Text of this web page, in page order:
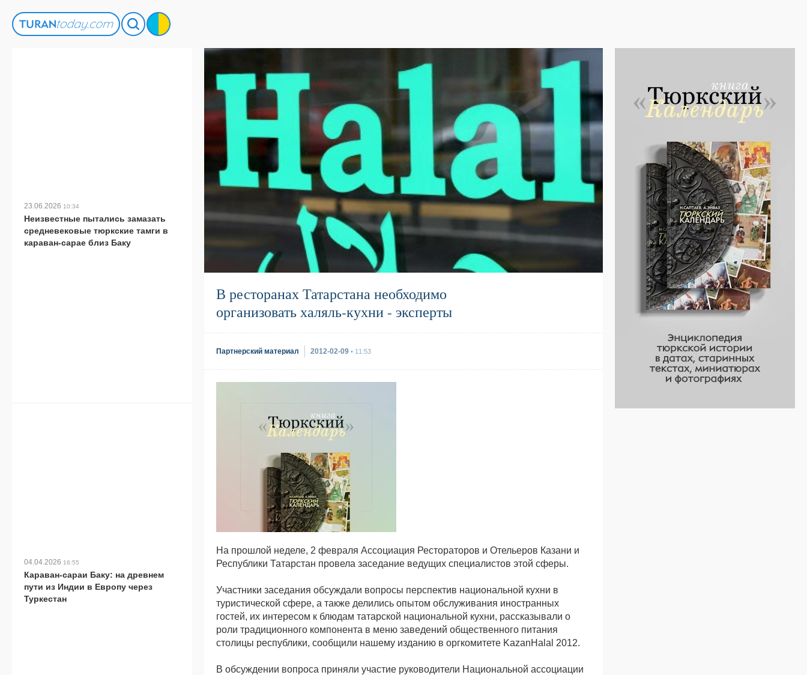
В ресторанах Татарстана необходимо
организовать халяль-кухни - эксперты
Партнерский материал 2012-02-09 • 11:53
На прошлой неделе, 2 февраля Ассоциация Рестораторов и Отельеров Казани и
Республики Татарстан провела заседание ведущих специалистов этой сферы.
Участники заседания обсуждали вопросы перспектив национальной кухни в
туристической сфере, а также делились опытом обслуживания иностранных
гостей, их интересом к блюдам татарской национальной кухни, рассказывали о
роли традиционного компонента в меню заведений общественного питания
столицы республики, сообщили нашему изданию в оргкомитете KazanHalal 2012.
В обсуждении вопроса приняли участие руководители Национальной ассоциации
23.06.2026 10:34
Неизвестные пытались замазать
средневековые тюркские тамги в
караван-сарае близ Баку
04.04.2026 16:55
Караван-сараи Баку: на древнем
пути из Индии в Европу через
Туркестан